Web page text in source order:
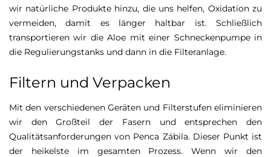
wir natürliche Produkte hinzu, die uns helfen, Oxidation zu
vermeiden, damit es länger haltbar ist. Schließlich
transportieren wir die Aloe mit einer Schneckenpumpe in
die Regulierungstanks und dann in die Filteranlage.
Filtern und Verpacken
Mit den verschiedenen Geräten und Filterstufen eliminieren
wir den Großteil der Fasern und entsprechen den
Qualitätsanforderungen von Penca Zábila. Dieser Punkt ist
der heikelste im gesamten Prozess. Wenn wir den